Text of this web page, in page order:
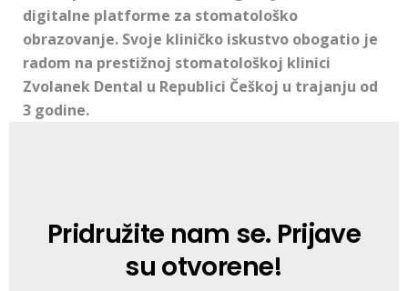
digitalne platforme za stomatološko
obrazovanje. Svoje kliničko iskustvo obogatio je
radom na prestižnoj stomatološkoj klinici
Zvolanek Dental u Republici Češkoj u trajanju od
3 godine.
Pridružite nam se. Prijave
su otvorene!